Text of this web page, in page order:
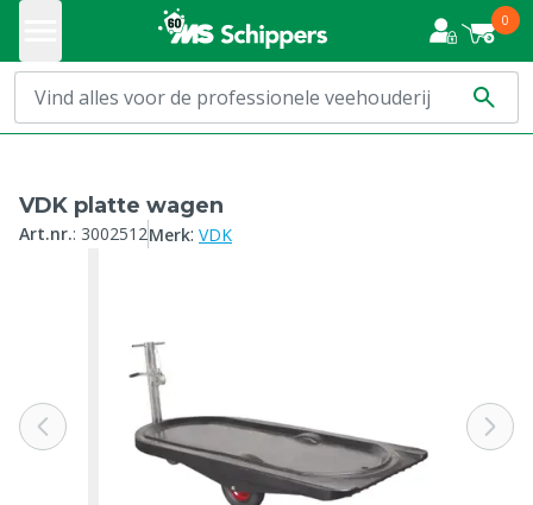
0
VDK platte wagen
Art.nr.: 3002512Merk: VDK